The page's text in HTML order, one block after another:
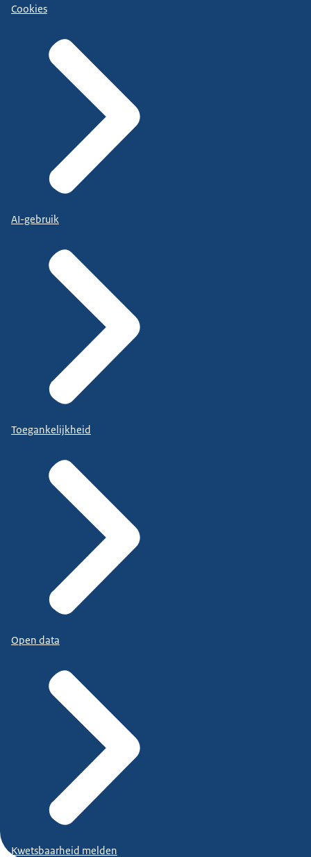
Cookies
AI-gebruik
Toegankelijkheid
Open data
Kwetsbaarheid melden